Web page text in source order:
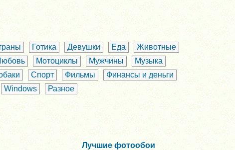
Готика Девушки Еда
Животные
Мотоциклы Мужчины
Музыка
Спорт Фильмы
Финансы и деньги
Windows Разное
Лучшие фотообои